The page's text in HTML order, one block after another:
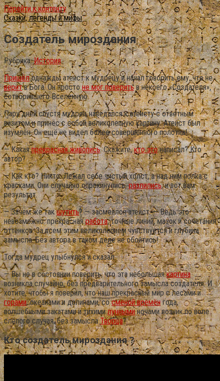
Перейти к контенту
Сказки, легенды и мифы
Создатель мироздания
Рубрика: История
Пришёлоднажды атеист к мудрецу и начал говорить ему, что не
веритв Бога. Он простоне мог поверитьв некоего «Создателя»,
сотворившего Вселенную.
Пару дней спустя мудрец наведался к атеисту с ответным
визитом и принёс с собой великолепную картину. Атеист был
изумлён. Он ещё не видел более совершенного полотна!
— Какаяпрекрасная живопись. Скажите,кто этонаписал? Кто
автор?
— Как кто? Никто. Лежал себе чистый холст, а над ним полка с
красками. Они случайно опрокинулись,разлились, и вот вам
результат.
— Зачем же такшутить? — засмеялся атеист. — Ведь это
невозможно: прекраснаяработа, точные линии, мазок и сочетания
оттенков. За всем этим великолепием чувствуется и глубина
замысла. Без автора в таком деле не обойтись!
Тогда мудрец улыбнулся и сказал:
— Вы не в состоянии поверить, что эта небольшаякартина
возникла случайно, без предварительного замысла создателя. И
хотите, чтобы я поверил, что наш прекрасный мир с лесами и
горами, океанами и долинами, сосменой времёнгода,
волшебными закатами и тихимилунныминочами возник по воле
слепого случая, без замыслаТворца?
Кто создатель мироздания ?